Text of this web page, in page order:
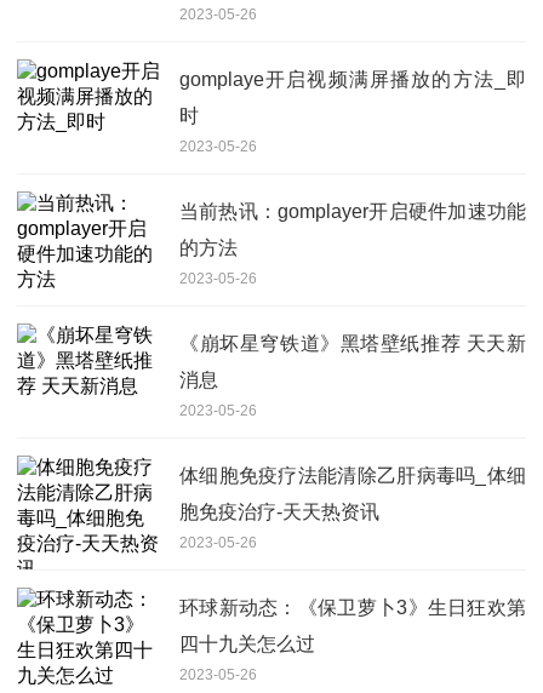
2023-05-26
gomplaye开启视频满屏播放的方法_即
时
2023-05-26
当前热讯：gomplayer开启硬件加速功能
的方法
2023-05-26
《崩坏星穹铁道》黑塔壁纸推荐 天天新
消息
2023-05-26
体细胞免疫疗法能清除乙肝病毒吗_体细
胞免疫治疗-天天热资讯
2023-05-26
环球新动态：《保卫萝卜3》生日狂欢第
四十九关怎么过
2023-05-26